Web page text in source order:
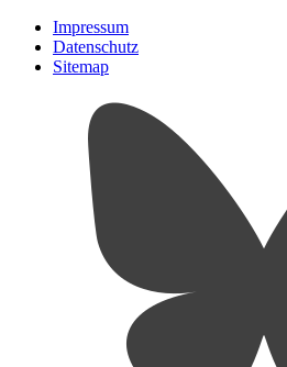
Impressum
Datenschutz
Sitemap